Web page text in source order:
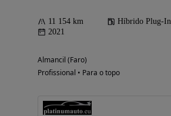
11 154 km Híbrido Plug-In
2021
Almancil (Faro)
Profissional • Para o topo